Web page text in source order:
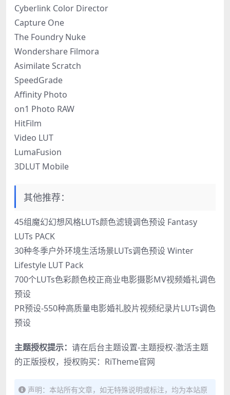
Cyberlink Color Director
Capture One
The Foundry Nuke
Wondershare Filmora
Asimilate Scratch
SpeedGrade
Affinity Photo
on1 Photo RAW
HitFilm
Video LUT
LumaFusion
3DLUT Mobile
其他推荐：
45组魔幻幻想风格LUTs颜色滤镜调色预设 Fantasy
LUTs PACK
30种冬季户外环境生活场景LUTs调色预设 Winter
Lifestyle LUT Pack
700个LUTs色彩颜色校正商业电影摄影MV视频婚礼调色
预设
PR预设-550种高质量电影婚礼胶片视频纪录片LUTs调色
预设
主题授权提示： 请在后台主题设置-主题授权-激活主题
的正版授权，授权购买： RiTheme官网
声明：本站所有文章，如无特殊说明或标注，均为本站原